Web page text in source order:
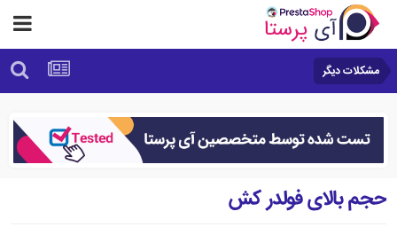
مشکلات دیگر
حجم بالای فولدر کش